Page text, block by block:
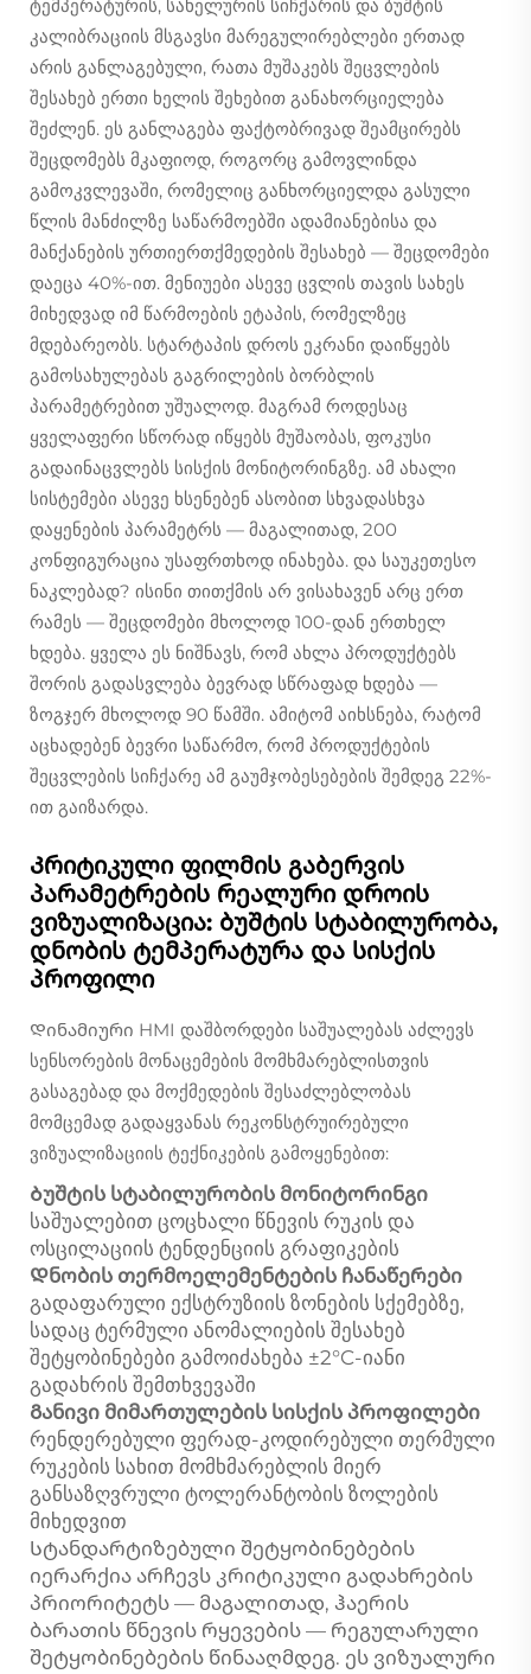
ტემპერატურის, სახელურის სიჩქარის და ბუშტის
კალიბრაციის მსგავსი მარეგულირებლები ერთად
არის განლაგებული, რათა მუშაკებს შეცვლების
შესახებ ერთი ხელის შეხებით განახორციელება
შეძლენ. ეს განლაგება ფაქტობრივად შეამცირებს
შეცდომებს მკაფიოდ, როგორც გამოვლინდა
გამოკვლევაში, რომელიც განხორციელდა გასული
წლის მანძილზე საწარმოებში ადამიანებისა და
მანქანების ურთიერთქმედების შესახებ — შეცდომები
დაეცა 40%-ით. მენიუები ასევე ცვლის თავის სახეს
მიხედვად იმ წარმოების ეტაპის, რომელზეც
მდებარეობს. სტარტაპის დროს ეკრანი დაიწყებს
გამოსახულებას გაგრილების ბორბლის
პარამეტრებით უშუალოდ. მაგრამ როდესაც
ყველაფერი სწორად იწყებს მუშაობას, ფოკუსი
გადაინაცვლებს სისქის მონიტორინგზე. ამ ახალი
სისტემები ასევე ხსენებენ ასობით სხვადასხვა
დაყენების პარამეტრს — მაგალითად, 200
კონფიგურაცია უსაფრთხოდ ინახება. და საუკეთესო
ნაკლებად? ისინი თითქმის არ ვისახავენ არც ერთ
რამეს — შეცდომები მხოლოდ 100-დან ერთხელ
ხდება. ყველა ეს ნიშნავს, რომ ახლა პროდუქტებს
შორის გადასვლება ბევრად სწრაფად ხდება —
ზოგჯერ მხოლოდ 90 წამში. ამიტომ აიხსნება, რატომ
აცხადებენ ბევრი საწარმო, რომ პროდუქტების
შეცვლების სიჩქარე ამ გაუმჯობესებების შემდეგ 22%-
ით გაიზარდა.
Კრიტიკული ფილმის გაბერვის
პარამეტრების რეალური დროის
ვიზუალიზაცია: ბუშტის სტაბილურობა,
დნობის ტემპერატურა და სისქის
პროფილი
Დინამიური HMI დაშბორდები საშუალებას აძლევს
სენსორების მონაცემების მომხმარებლისთვის
გასაგებად და მოქმედების შესაძლებლობას
მომცემად გადაყვანას რეკონსტრუირებული
ვიზუალიზაციის ტექნიკების გამოყენებით:
Ბუშტის სტაბილურობის მონიტორინგი
საშუალებით ცოცხალი წნევის რუკის და
ოსცილაციის ტენდენციის გრაფიკების
Დნობის თერმოელემენტების ჩანაწერები
გადაფარული ექსტრუზიის ზონების სქემებზე,
სადაც ტერმული ანომალიების შესახებ
შეტყობინებები გამოიძახება ±2°C-იანი
გადახრის შემთხვევაში
Განივი მიმართულების სისქის პროფილები
რენდერებული ფერად-კოდირებული თერმული
რუკების სახით მომხმარებლის მიერ
განსაზღვრული ტოლერანტობის ზოლების
მიხედვით
Სტანდარტიზებული შეტყობინებების
იერარქია არჩევს კრიტიკული გადახრების
პრიორიტეტს — მაგალითად, ჰაერის
ბარათის წნევის რყევების — რეგულარული
შეტყობინებების წინააღმდეგ. ეს ვიზუალური